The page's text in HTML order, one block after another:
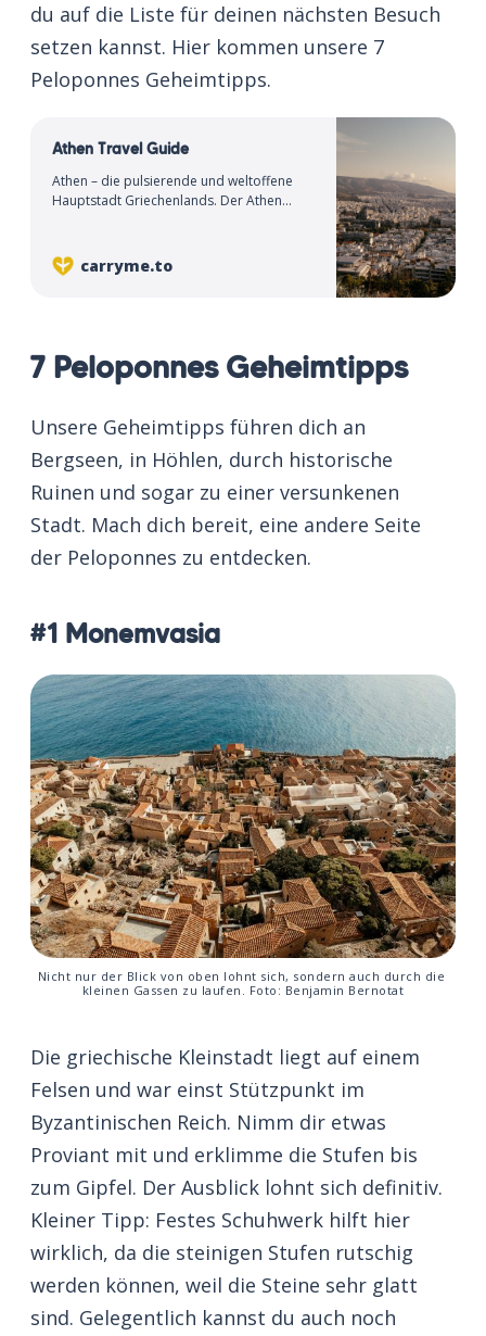
du auf die Liste für deinen nächsten Besuch
setzen kannst. Hier kommen unsere 7
Peloponnes Geheimtipps.
Athen Travel Guide
Athen – die pulsierende und weltoffene
Hauptstadt Griechenlands. Der Athen
carryme.to
7 Peloponnes Geheimtipps
Unsere Geheimtipps führen dich an
Bergseen, in Höhlen, durch historische
Ruinen und sogar zu einer versunkenen
Stadt. Mach dich bereit, eine andere Seite
der Peloponnes zu entdecken.
#1 Monemvasia
Nicht nur der Blick von oben lohnt sich, sondern auch durch die
kleinen Gassen zu laufen. Foto: Benjamin Bernotat
Die griechische Kleinstadt liegt auf einem
Felsen und war einst Stützpunkt im
Byzantinischen Reich. Nimm dir etwas
Proviant mit und erklimme die Stufen bis
zum Gipfel. Der Ausblick lohnt sich definitiv.
Kleiner Tipp: Festes Schuhwerk hilft hier
wirklich, da die steinigen Stufen rutschig
werden können, weil die Steine sehr glatt
sind. Gelegentlich kannst du auch noch